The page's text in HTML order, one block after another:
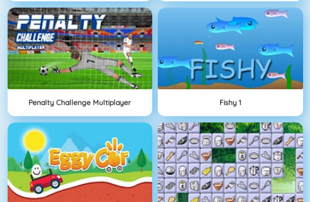
Penalty Challenge Multiplayer Fishy 1